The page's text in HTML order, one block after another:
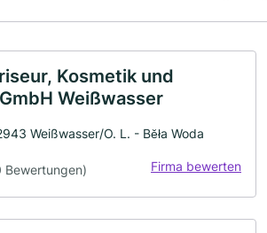
Kosmetik und
Weißwasser
Weißwasser/O. L. - Běła Woda
Bewertungen) Firma bewerten